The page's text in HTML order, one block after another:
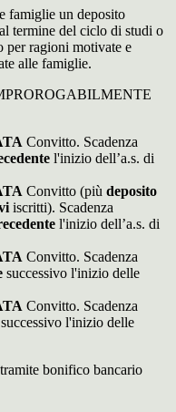
famiglie un deposito
termine del ciclo di studi o
per ragioni motivate e
alle famiglie.
Convitto. Scadenza
l'inizio dell’a.s. di
Convitto (più deposito
iscritti). Scadenza
l'inizio dell’a.s. di
Convitto. Scadenza
successivo l'inizio delle
Convitto. Scadenza
successivo l'inizio delle
bonifico bancario